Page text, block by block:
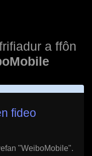
a ffôn
fideo
"WeiboMobile".